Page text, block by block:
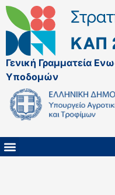
Γενική Γραμματεία
Υποδομών